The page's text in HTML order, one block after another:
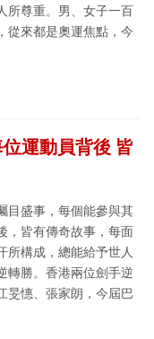
所尊重。男、女子一百
從來都是奧運焦點，今
運動員背後 皆
目盛事，每個能參與其
，皆有傳奇故事，每面
所構成，總能給予世人
轉勝。香港兩位劍手逆
旻憓、張家朗，今屆巴